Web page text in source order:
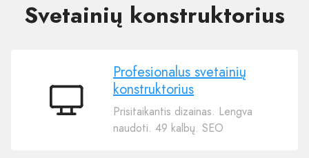
Svetainių konstruktorius
Profesionalus
Profesionalus svetainių
konstruktorius
Prisitaikantis dizainas. Lengva
naudoti. 49 kalbų. SEO